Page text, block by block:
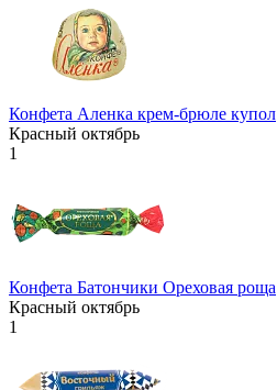
Конфета Аленка крем-брюле купол
Красный октябрь
1
Конфета Батончики Ореховая роща
Красный октябрь
1